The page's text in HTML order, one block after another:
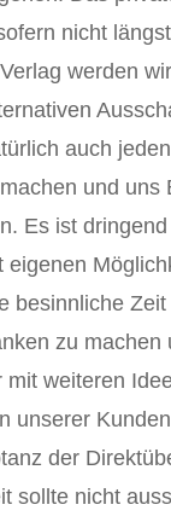
nicht
werden
auch
und uns
Es ist
eigenen
besinnliche
zu machen
mit weiteren
unserer
der
sollte nicht